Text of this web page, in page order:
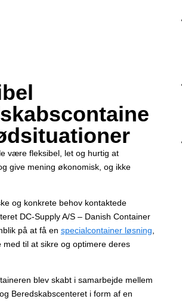
være fleksibel, let og hurtig at
give mening økonomisk, og ikke
og konkrete behov kontaktede
DC-Supply A/S – Danish Container
på at få en specialcontainer løsning,
til at sikre og optimere deres
blev skabt i samarbejde mellem
Beredskabscenteret i form af en